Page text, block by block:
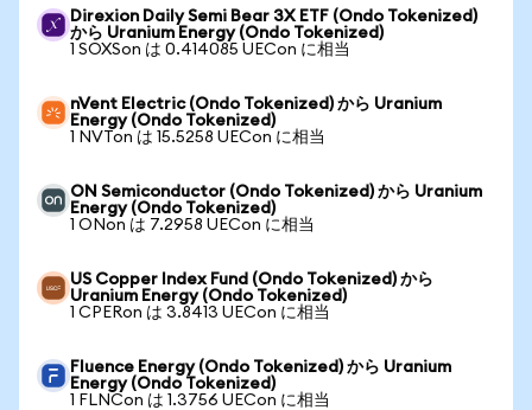
Direxion Daily Semi Bear 3X ETF (Ondo Tokenized)
から Uranium Energy (Ondo Tokenized)
1 SOXSon は 0.414085 UECon に相当
nVent Electric (Ondo Tokenized) から Uranium
Energy (Ondo Tokenized)
1 NVTon は 15.5258 UECon に相当
ON Semiconductor (Ondo Tokenized) から Uranium
Energy (Ondo Tokenized)
1 ONon は 7.2958 UECon に相当
US Copper Index Fund (Ondo Tokenized) から
Uranium Energy (Ondo Tokenized)
1 CPERon は 3.8413 UECon に相当
Fluence Energy (Ondo Tokenized) から Uranium
Energy (Ondo Tokenized)
1 FLNCon は 1.3756 UECon に相当